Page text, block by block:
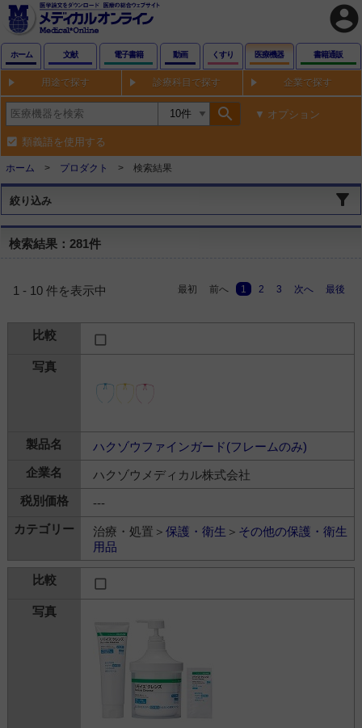
account_circle
ホーム 文献 電子書籍 動画 くすり 医療機器 書籍通販
用途で探す 診療科目で探す 企業で探す
search オプション
類義語を使用する
ホーム プロダクト 検索結果
絞り込み
検索結果：281件
1 - 10 件を表示中 最初 前へ 1 2 3 次へ 最後
ハクゾウファインガード(フレームのみ)
ハクゾウメディカル株式会社
---
治療・処置＞ 保護・衛生 ＞ その他の保護・衛生
用品